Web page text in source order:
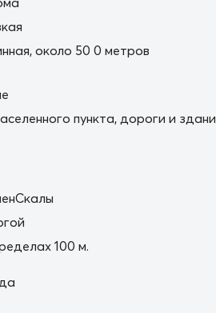
около 50 0 метров
пункта, дороги и
100 м.